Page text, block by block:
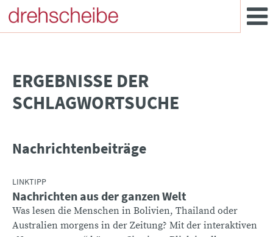
­ERGEBNISSE DER
SCHLAGWORTSUCHE
Nachrichtenbeiträge
LINKTIPP
Nachrichten aus der ganzen Welt
Was lesen die Menschen in Bolivien, Thailand oder
Australien morgens in der Zeitung? Mit der interaktiven